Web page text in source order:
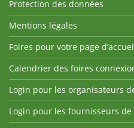
Protection des données
Mentions légales
Foires pour votre page
Calendrier des foires
Login pour les organisateurs
Login pour les fournisseurs de